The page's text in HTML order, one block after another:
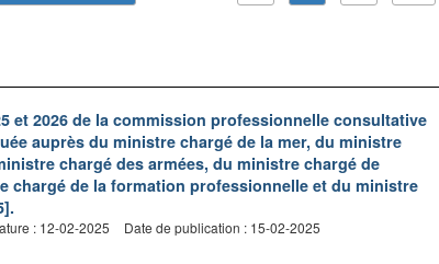
et 2026 de la commission professionnelle consultative
auprès du ministre chargé de la mer, du ministre
chargé des armées, du ministre chargé de
chargé de la formation professionnelle et du ministre
: 12-02-2025 Date de publication : 15-02-2025